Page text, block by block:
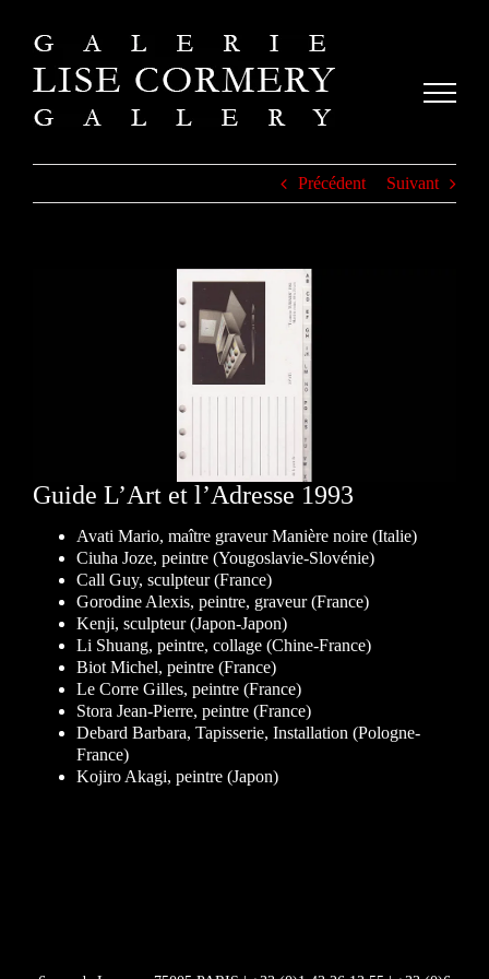
contenu
Précédent Suivant
Guide L’Art et l’Adresse 1993
Avati Mario, maître graveur Manière noire (Italie)
Ciuha Joze, peintre (Yougoslavie-Slovénie)
Call Guy, sculpteur (France)
Gorodine Alexis, peintre, graveur (France)
Kenji, sculpteur (Japon-Japon)
Li Shuang, peintre, collage (Chine-France)
Biot Michel, peintre (France)
Le Corre Gilles, peintre (France)
Stora Jean-Pierre, peintre (France)
Debard Barbara, Tapisserie, Installation (Pologne-
France)
Kojiro Akagi, peintre (Japon)